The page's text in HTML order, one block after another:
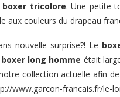
boxer tricolore. Une petite
aux couleurs du drapeau
nouvelle surprise?! Le
boxer long homme était
collection actuelle afin
www.garcon-francais.fr/le-